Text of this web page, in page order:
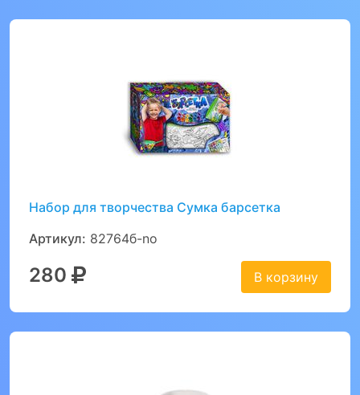
Набор для творчества Сумка барсетка
Артикул: 82764б-no
280 В корзину